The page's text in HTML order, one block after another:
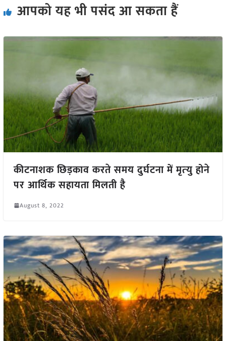
आपको यह भी पसंद आ सकता हैं
कीटनाशक छिड़काव करते समय दुर्घटना में मृत्‍यु होने
पर आर्थिक सहायता मिलती है
August 8, 2022